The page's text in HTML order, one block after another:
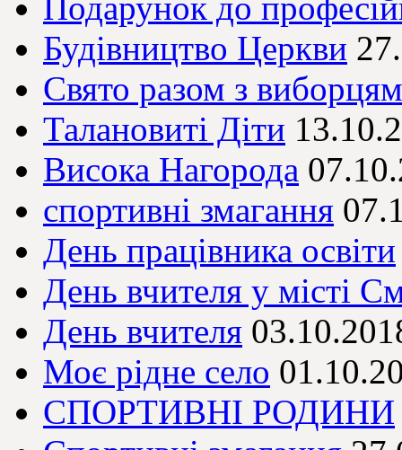
Подарунок до
Будівництво Церкви
Свято разом з
Талановиті Діти
Висока Нагорода
спортивні змагання
День працівника освіти
День вчителя у місті
День вчителя
Моє рідне село
СПОРТИВНІ РОДИНИ